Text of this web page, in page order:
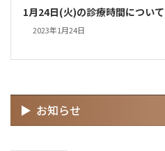
1月24日(火)の診療時間について
2023年1月24日
お知らせ